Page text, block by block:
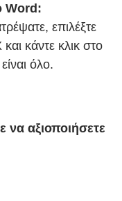
Word:
επιλέξτε
κάντε κλικ στο
όλο.
να αξιοποιήσετε